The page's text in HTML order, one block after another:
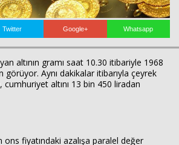
Twitter Google+ Whatsapp
altının gramı saat 10.30 itibariyle 1968
görüyor. Aynı dakikalar itibarıyla çeyrek
cumhuriyet altını 13 bin 450 liradan
ons fiyatındaki azalışa paralel değer